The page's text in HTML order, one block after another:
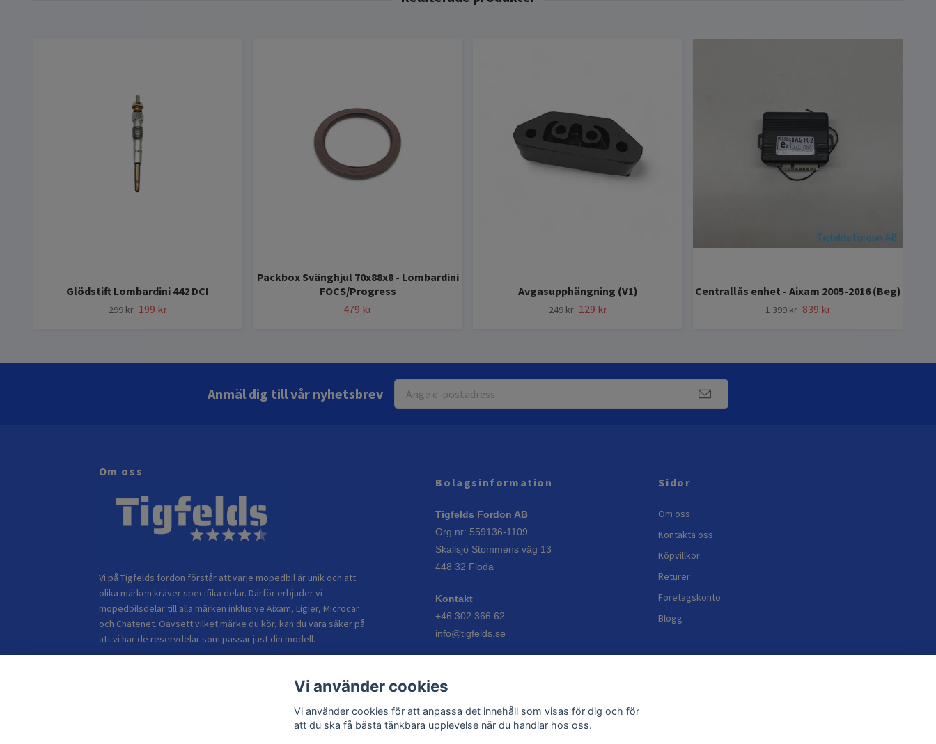
Glödstift Lombardini 442 DCI
299 kr 199 kr
Packbox Svänghjul 70x88x8 - Lombardini
FOCS/Progress
479 kr
Avgasupphängning (V1)
249 kr 129 kr
Centrallås enhet - Aixam 2005-2016 (Beg)
1 399 kr 839 kr
Anmäl dig till vår nyhetsbrev
Om oss
Vi på Tigfelds fordon förstår att varje mopedbil är unik och att
olika märken kräver specifika delar. Därför erbjuder vi
mopedbilsdelar till alla märken inklusive Aixam, Ligier, Microcar
och Chatenet. Oavsett vilket märke du kör, kan du vara säker på
att vi har de reservdelar som passar just din modell.
Bolagsinformation
Tigfelds Fordon AB
Org.nr: 559136-1109
Skallsjö Stommens väg 13
448 32 Floda
Kontakt
+46 302 366 62
info@tigfelds.se
Vardagar: 08:00–17:00
Sidor
Om oss
Kontakta oss
Köpvillkor
Returer
Företagskonto
Blogg
Vi använder cookies
Vi använder cookies för att anpassa det innehåll som visas för dig och för
att du ska få bästa tänkbara upplevelse när du handlar hos oss.